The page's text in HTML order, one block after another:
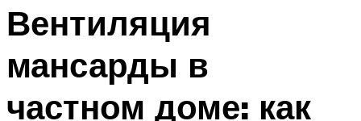
Меню
Вентиляция
мансарды в
частном доме: как